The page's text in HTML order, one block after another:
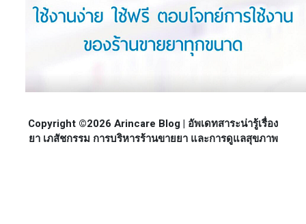
Copyright ©2026 Arincare Blog | อัพเดทสาระน่ารู้เรื่อง
ยา เภสัชกรรม การบริหารร้านขายยา และการดูแลสุขภาพ